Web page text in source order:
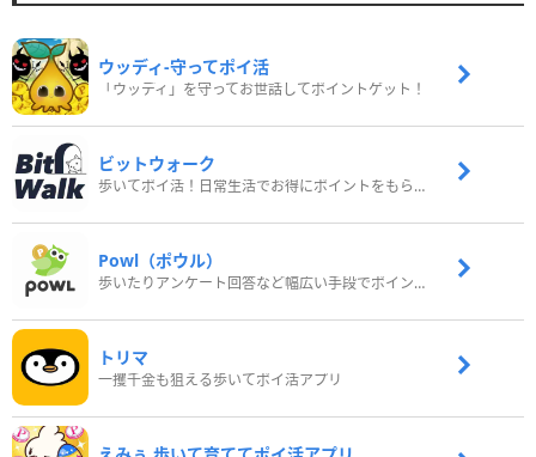
ウッディ‐守ってポイ活
「ウッディ」を守ってお世話してポイントゲット！
ビットウォーク
歩いてポイ活！日常生活でお得にポイントをもらおう
Powl（ポウル）
歩いたりアンケート回答など幅広い手段でポイントをゲット
トリマ
一攫千金も狙える歩いてポイ活アプリ